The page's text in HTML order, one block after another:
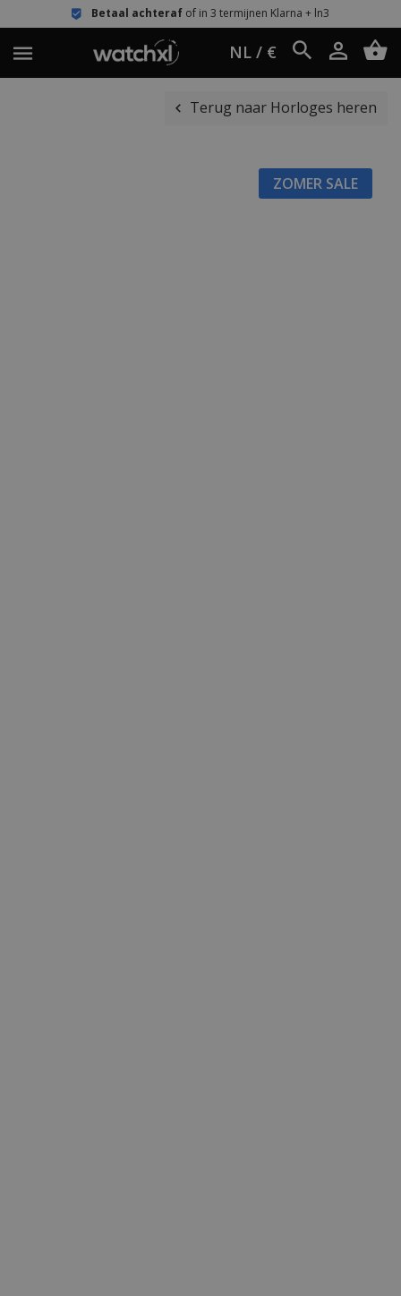
Betaal achterafof in 3 termijnen Klarna + ln3
NL / €
Terug naar Horloges heren
ZOMER SALE